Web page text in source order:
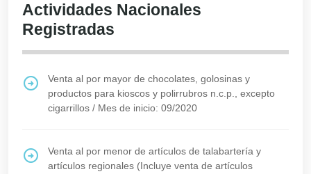
Actividades Nacionales
Registradas
Venta al por mayor de chocolates, golosinas y
productos para kioscos y polirrubros n.c.p., excepto
cigarrillos / Mes de inicio: 09/2020
Venta al por menor de artículos de talabartería y
artículos regionales (Incluye venta de artículos